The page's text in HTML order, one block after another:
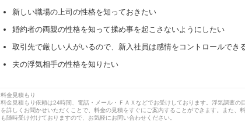
新しい職場の上司の性格を知っておきたい
婚約者の両親の性格を知って揉め事を起こさないようにしたい
取引先で厳しい人がいるので、新入社員は感情をコントロールでき
夫の浮気相手の性格を知りたい
料金見積もり
料金見積もり依頼は24時間、電話・メール・ＦＡＸなどでお受けしております。浮気調査の
を詳しくお聞かせいただくことで、料金の見積をすぐにご案内することができます。また、
も随時受け付けておりますので、お気軽にお問い合わせください。